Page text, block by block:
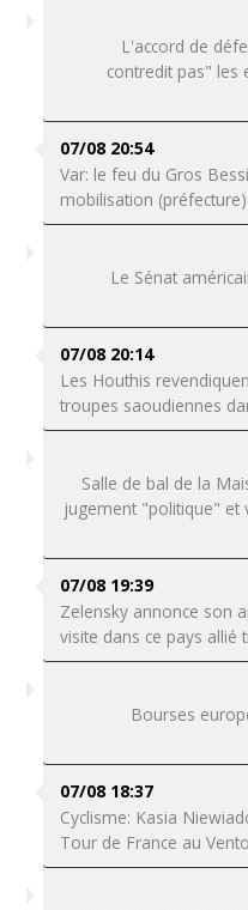
L'accord de
contredit pas" les
07/08 20:54
Var: le feu du Gros
mobilisation (préfecture)
Le Sénat
07/08 20:14
Les Houthis
troupes saoudiennes
Salle de bal de la
jugement "politique" et
07/08 19:39
Zelensky annonce son
visite dans ce pays allié
Bourses
07/08 18:37
Cyclisme: Kasia
Tour de France au